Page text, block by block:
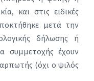
και στις ειδικές
μετά την
δήλωσης ή
συμμετοχής έχουν
(όχι ο ψιλός